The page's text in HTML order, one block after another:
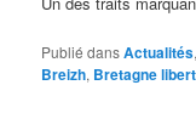
Publié dansActualités
Breizh, Bretagne